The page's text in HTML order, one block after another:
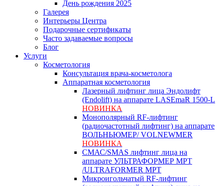
День рождения 2025
Галерея
Интерьеры Центра
Подарочные сертификаты
Часто задаваемые вопросы
Блог
Услуги
Косметология
Консультация врача-косметолога
Аппаратная косметология
Лазерный лифтинг лица Эндолифт
(Endolift) на аппарате LASEmaR 1500-L
НОВИНКА
Монополярный RF‑лифтинг
(радиочастотный лифтинг) на аппарате
ВОЛЬНЬЮМЕР/ VOLNEWMER
НОВИНКА
СМАС/SMAS лифтинг лица на
аппарате УЛЬТРАФОРМЕР MPT
/ULTRAFORMER MPT
Микроигольчатый RF-лифтинг